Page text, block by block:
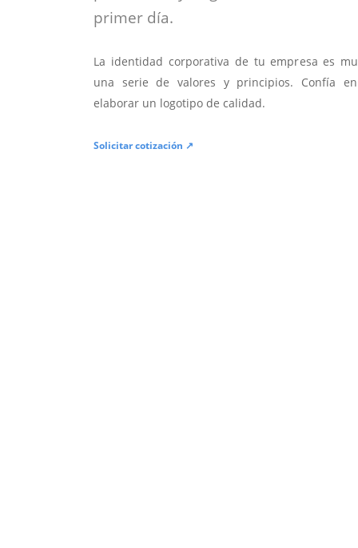
primer día.
La identidad corporativa de tu empresa es
una serie de valores y principios. Confía
elaborar un logotipo de calidad.
Solicitar cotización ↗